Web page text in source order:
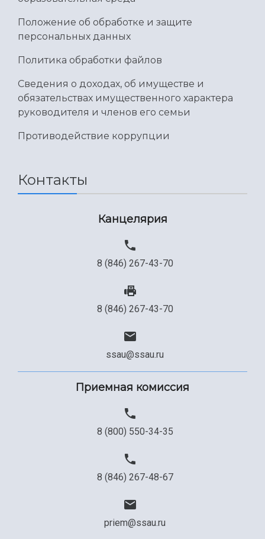
Сведения об образовательной организации
Официальные документы
Положение об обработке и защите
персональных данных
Политика обработки файлов
Сведения о доходах, об имуществе и
обязательствах имущественного характера
руководителя и членов его семьи
Противодействие коррупции
Контакты
Канцелярия
8 (846) 267-43-70
8 (846) 267-43-70
ssau@ssau.ru
Приемная комиссия
8 (800) 550-34-35
8 (846) 267-48-67
priem@ssau.ru